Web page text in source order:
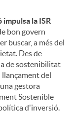
la ISR
bon govern
buscar, a més del
Des de
de sostenibilitat
llançament del
gestora
Sostenible
d'inversió.